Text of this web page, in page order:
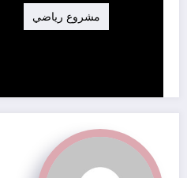
مشروع رياضي